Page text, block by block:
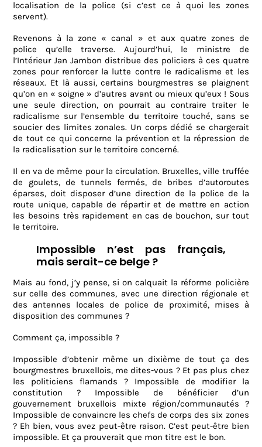
localisation de la police (si c’est ce à quoi les zones
servent).
Revenons à la zone « canal » et aux quatre zones de
police qu’elle traverse. Aujourd’hui, le ministre de
l’Intérieur Jan Jambon distribue des policiers à ces quatre
zones pour renforcer la lutte contre le radicalisme et les
réseaux. Et là aussi, certains bourgmestres se plaignent
qu’on en « soigne » d’autres avant ou mieux qu’eux ! Sous
une seule direction, on pourrait au contraire traiter le
radicalisme sur l’ensemble du territoire touché, sans se
soucier des limites zonales. Un corps dédié se chargerait
de tout ce qui concerne la prévention et la répression de
la radicalisation sur le territoire concerné.
Il en va de même pour la circulation. Bruxelles, ville truffée
de goulets, de tunnels fermés, de bribes d’autoroutes
éparses, doit disposer d’une direction de la police de la
route unique, capable de répartir et de mettre en action
les besoins très rapidement en cas de bouchon, sur tout
le territoire.
Impossible n’est pas français,
mais serait-ce belge ?
Mais au fond, j’y pense, si on calquait la réforme policière
sur celle des communes, avec une direction régionale et
des antennes locales de police de proximité, mises à
disposition des communes ?
Comment ça, impossible ?
Impossible d’obtenir même un dixième de tout ça des
bourgmestres bruxellois, me dites-vous ? Et pas plus chez
les politiciens flamands ? Impossible de modifier la
constitution ? Impossible de bénéficier d’un
gouvernement bruxellois mixte région/communautés ?
Impossible de convaincre les chefs de corps des six zones
? Eh bien, vous avez peut-être raison. C’est peut-être bien
impossible. Et ça prouverait que mon titre est le bon.